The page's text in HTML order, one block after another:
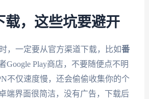
载，这些坑要避开
，一定要从官方渠道下载，比如番
Google Play商店，不要随便点不明
不仅速度慢，还会偷偷收集你的个
端界面很简洁，没有广告，下载后